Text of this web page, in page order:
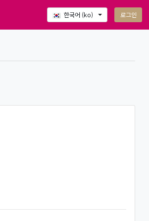
한국어 ‎(ko)‎ 로그인